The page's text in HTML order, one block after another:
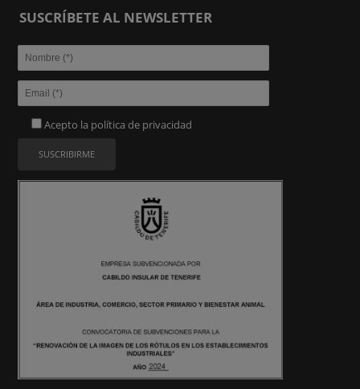
SUSCRÍBETE AL NEWSLETTER
Acepto la política de privacidad